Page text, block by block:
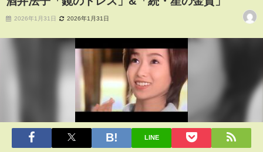
2026年1月31日 2026年1月31日
LINE